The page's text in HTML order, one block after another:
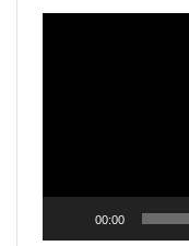
Reproductor
00:00